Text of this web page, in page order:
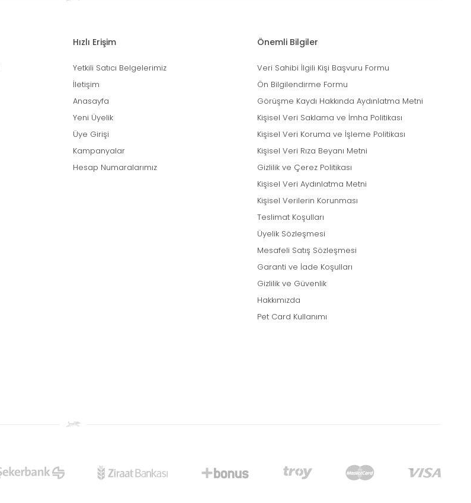
Hızlı Erişim
Yetkili Satıcı Belgelerimiz
İletişim
Anasayfa
Yeni Üyelik
Üye Girişi
Kampanyalar
Hesap Numaralarımız
Önemli Bilgiler
Veri Sahibi İlgili Kişi Başvuru Formu
Ön Bilgilendirme Formu
Görüşme Kaydı Hakkında Aydınlatma Metni
Kişisel Veri Saklama ve İmha Politikası
Kişisel Veri Koruma ve İşleme Politikası
Kişisel Veri Rıza Beyanı Metni
Gizlilik ve Çerez Politikası
Kişisel Veri Aydınlatma Metni
Kişisel Verilerin Korunması
Teslimat Koşulları
Üyelik Sözleşmesi
Mesafeli Satış Sözleşmesi
Garanti ve İade Koşulları
Gizlilik ve Güvenlik
Hakkımızda
Pet Card Kullanımı